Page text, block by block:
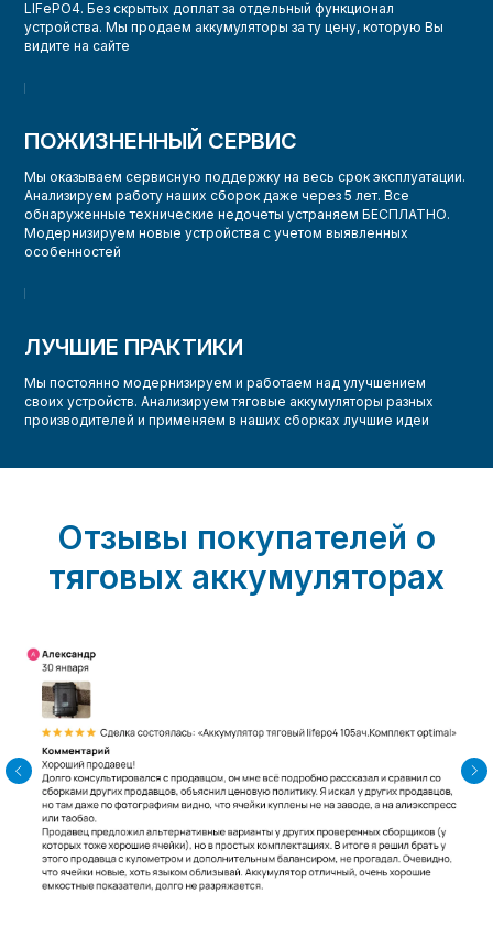
LIFePO4. Без скрытых доплат за отдельный функционал
устройства. Мы продаем аккумуляторы за ту цену, которую Вы
видите на сайте
ПОЖИЗНЕННЫЙ СЕРВИС
Мы оказываем сервисную поддержку на весь срок эксплуатации.
Анализируем работу наших сборок даже через 5 лет. Все
обнаруженные технические недочеты устраняем БЕСПЛАТНО.
Модернизируем новые устройства с учетом выявленных
особенностей
ЛУЧШИЕ ПРАКТИКИ
Мы постоянно модернизируем и работаем над улучшением
своих устройств. Анализируем тяговые аккумуляторы разных
производителей и применяем в наших сборках лучшие идеи
Отзывы покупателей о
тяговых аккумуляторах